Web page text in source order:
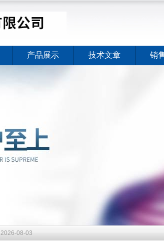
产品展示 技术文章 销
2026-08-03